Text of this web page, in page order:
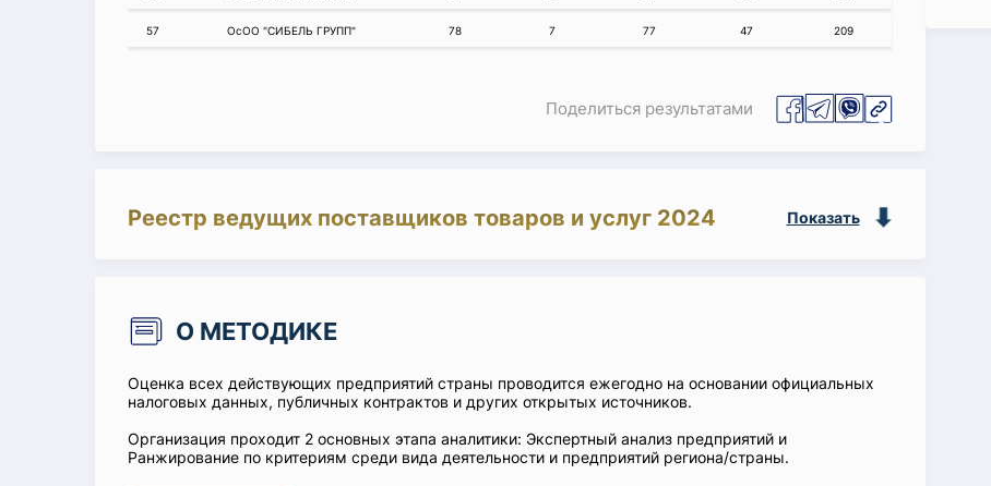
57 ОсОО "СИБЕЛЬ ГРУПП" 78 7 77 47 209
Поделиться результатами
Реестр ведущих поставщиков товаров и услуг 2024 Показать
О МЕТОДИКЕ
Оценка всех действующих предприятий страны проводится ежегодно на основании официальных
налоговых данных, публичных контрактов и других открытых источников.
Организация проходит 2 основных этапа аналитики: Экспертный анализ предприятий и
Ранжирование по критериям среди вида деятельности и предприятий региона/страны.